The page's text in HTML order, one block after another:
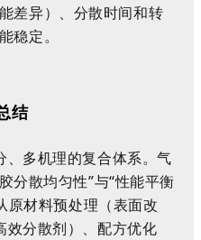
差异）、分散时间和转
稳定。
结
、多机理的复合体系。气
分散均匀性”与“性能平衡
原材料预处理（表面改
效分散剂）、配方优化